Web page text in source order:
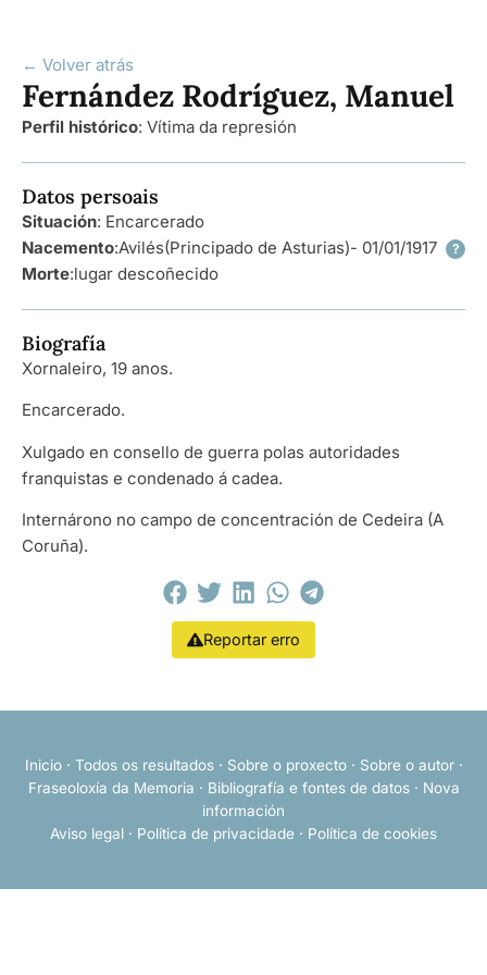
← Volver atrás
Fernández Rodríguez, Manuel
Perfil histórico: Vítima da represión
Datos persoais
Situación: Encarcerado
Nacemento:Avilés(Principado de Asturias)- 01/01/1917 ?
Morte:lugar descoñecido
Biografía
Xornaleiro, 19 anos.
Encarcerado.
Xulgado en consello de guerra polas autoridades
franquistas e condenado á cadea.
Internárono no campo de concentración de Cedeira (A
Coruña).
Reportar erro
Inicio· Todos os resultados· Sobre o proxecto· Sobre o autor·
Fraseoloxía da Memoria · Bibliografía e fontes de datos· Nova
información
Aviso legal · Política de privacidade · Política de cookies